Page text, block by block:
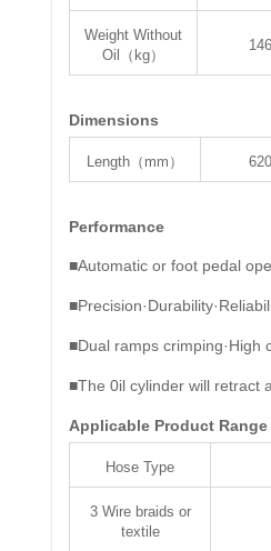
Weight Without
Oil（kg）
146
Dimensions
Length（mm） 620
Performance
■Automatic or foot pedal
■Dual ramps crimping·High
■The 0il cylinder will retract
Applicable Product Range
Hose Type
3 Wire braids or
textile